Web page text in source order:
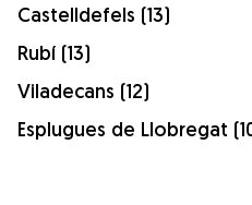
Castelldefels (13)
Rubí (13)
Viladecans (12)
Esplugues de Llobregat